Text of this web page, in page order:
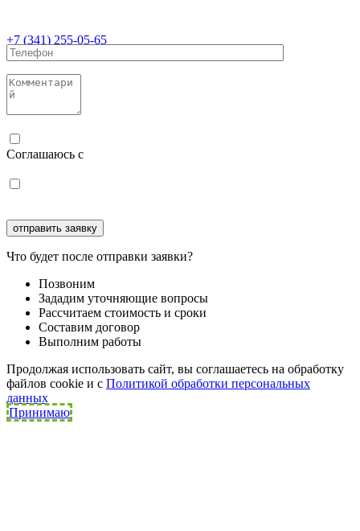
+7 (341) 255-05-65
Соглашаюсь с
Что будет после отправки заявки?
Позвоним
Зададим уточняющие вопросы
Рассчитаем стоимость и сроки
Составим договор
Выполним работы
Продолжая использовать сайт, вы соглашаетесь на обработку
файлов cookie и c Политикой обработки персональных
данных
Принимаю